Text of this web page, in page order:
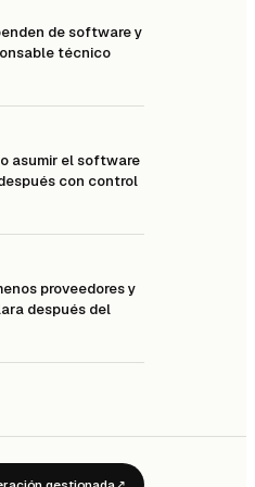
de software y
técnico
asumir el software
con control
proveedores y
después del